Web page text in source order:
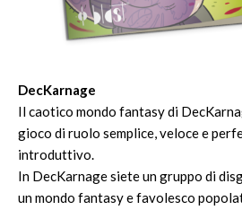
DecKarnage
Il caotico mondo fantasy di
gioco di ruolo semplice, veloce e
introduttivo.
In DecKarnage siete un gruppo di
un mondo fantasy e favolesco